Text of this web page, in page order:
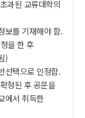
과된 교류대학의
보를 기재해야 함.
을 한 후
)
선택으로 인정함.
정된 후 공문을
에서 취득한